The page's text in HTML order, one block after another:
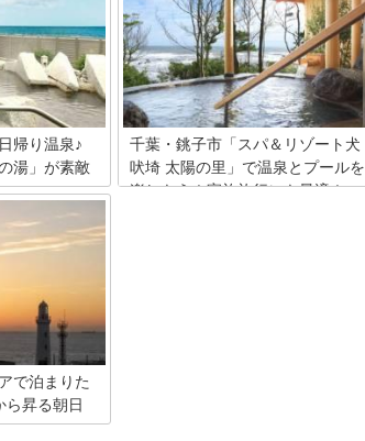
帰り温泉♪
湯」が素敵
を運んでほし
宿 犬吠埼ホテ
平洋を一望で
のさざ波を
地層から湧き出
日頃の疲れを
千葉・銚子市「スパ＆リゾート犬
吠埼 太陽の里」で温泉とプールを
楽しもう！家族旅行にも最適！
で泊まりた
ら昇る朝日